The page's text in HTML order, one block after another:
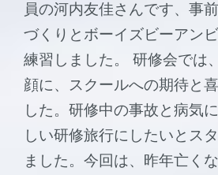
員の河内友佳さんです、事
づくりとボーイズビーアン
練習しました。 研修会では
顔に、スクールへの期待と
した。研修中の事故と病気
しい研修旅行にしたいとス
ました。今回は、昨年亡く